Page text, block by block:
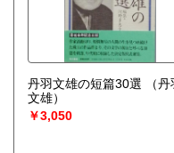
丹羽文雄の短篇30選
（丹
文雄）
￥3,050